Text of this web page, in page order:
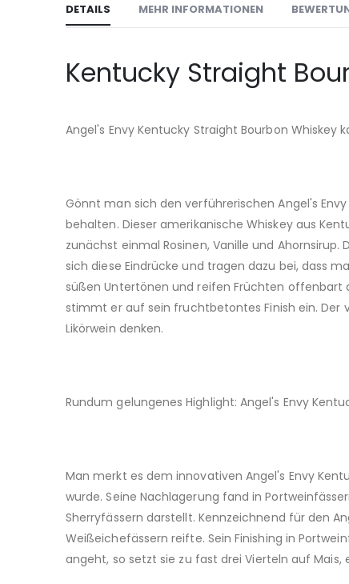
DETAILS
Kentucky Straight
Angel's Envy Kentucky Straight Bourbon Whiskey
Gönnt man sich den verführerischen Angel's
behalten. Dieser amerikanische Whiskey aus
zunächst einmal Rosinen, Vanille und
sich diese Eindrücke und tragen dazu bei, dass
süßen Untertönen und reifen Früchten offenbart
stimmt er auf sein fruchtbetontes Finish ein. Der
Likörwein denken.
Rundum gelungenes Highlight: Angel's Envy
Man merkt es dem innovativen Angel's Envy
wurde. Seine Nachlagerung fand in
Sherryfässern darstellt. Kennzeichnend für den
Weißeichefässern reifte. Sein Finishing in
angeht, so setzt sie zu fast drei Vierteln auf
MEHR INFORMATIONEN